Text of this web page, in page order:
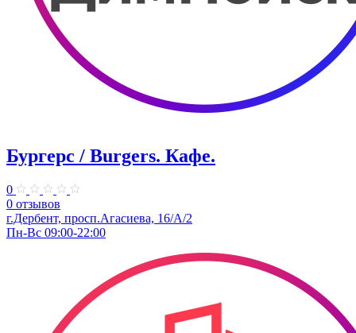
Бургерс / Burgers. Кафе.
0
0 отзывов
г.Дербент, ​просп.Агасиева, 16/А/2
Пн-Вс 09:00-22:00